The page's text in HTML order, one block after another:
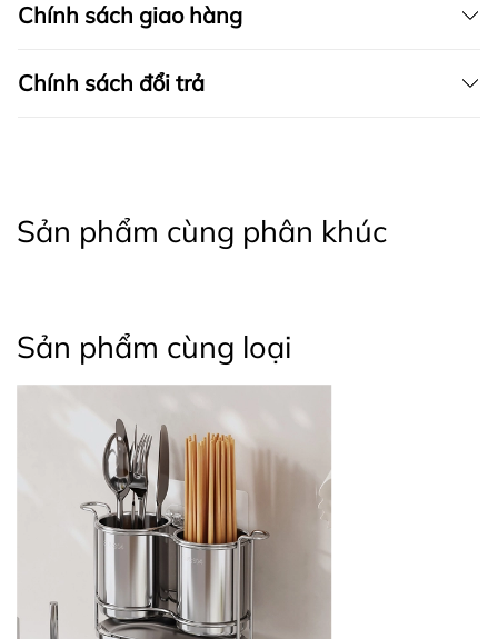
Chính sách giao hàng
Chính sách đổi trả
Sản phẩm cùng phân khúc
Sản phẩm cùng loại